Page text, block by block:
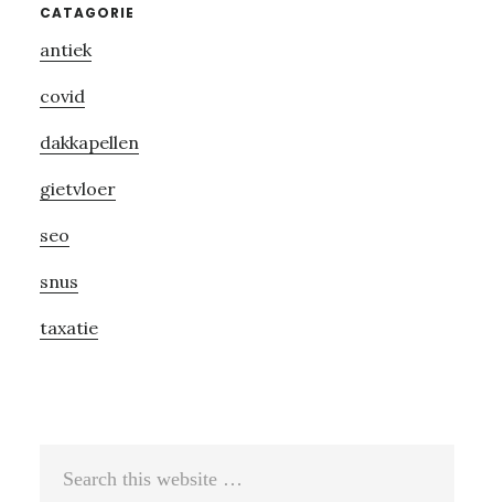
Primary
Sidebar
CATAGORIE
antiek
covid
dakkapellen
gietvloer
seo
snus
taxatie